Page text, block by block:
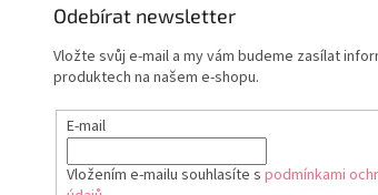
Odebírat newsletter
Vložte svůj e-mail a my vám budeme zasílat
produktech na našem e-shopu.
E-mail
Vložením e-mailu souhlasíte s podmínkami